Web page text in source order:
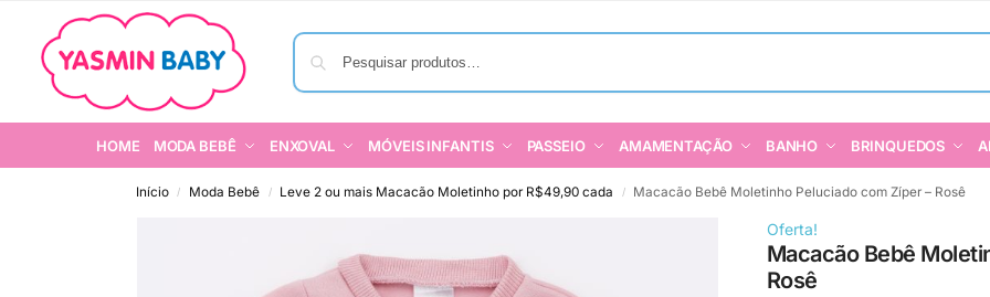
HOME MODA BEBÊ ENXOVAL MÓVEIS INFANTIS PASSEIO AMAMENTAÇÃO BANHO BRINQUEDOS
Início / Moda Bebê / Leve 2 ou mais Macacão Moletinho por R$49,90 cada / Macacão Bebê Moletinho Peluciado com Zíper – Rosê
Oferta!
Macacão Bebê
Rosê